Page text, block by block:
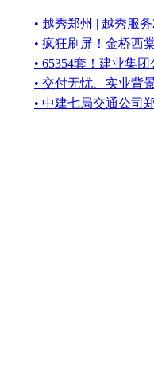
• 越秀郑州 | 越秀服
• 疯狂刷屏！金桥西
• 65354套！建业集
• 交付无忧、实业背
• 中建七局交通公司